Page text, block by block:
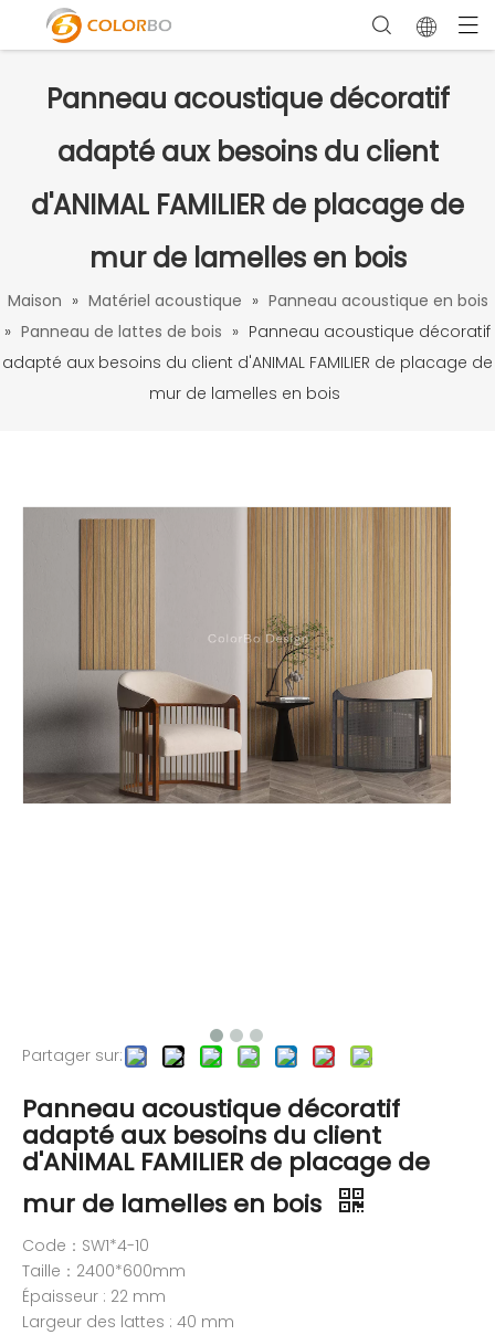
Panneau acoustique décoratif
adapté aux besoins du client
d'ANIMAL FAMILIER de placage de
mur de lamelles en bois
Maison » Matériel acoustique » Panneau acoustique en bois
» Panneau de lattes de bois » Panneau acoustique décoratif
adapté aux besoins du client d'ANIMAL FAMILIER de placage de
mur de lamelles en bois
Partager sur:
Panneau acoustique décoratif
adapté aux besoins du client
d'ANIMAL FAMILIER de placage de
mur de lamelles en bois
Code：SW1*4-10
Taille：2400*600mm
Épaisseur : 22 mm
Largeur des lattes : 40 mm